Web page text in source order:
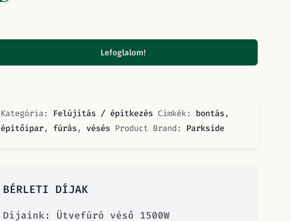
Lefoglalom!
Kategória: Felújítás / építkezés Címkék: bontás,
építőipar, fúrás, vésés Product Brand: Parkside
BÉRLETI DÍJAK
Díjaink: Ütvefúró véső 1500W